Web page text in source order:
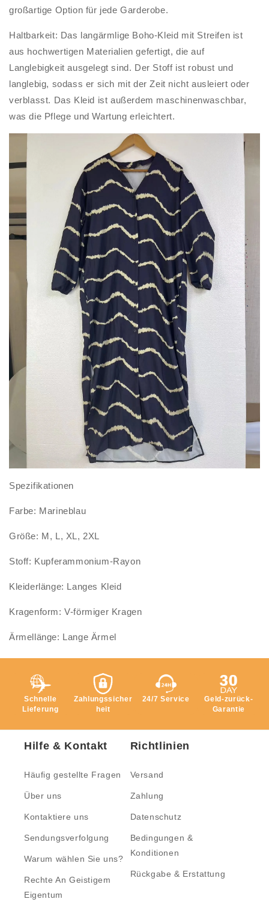
großartige Option für jede Garderobe.
Haltbarkeit: Das langärmlige Boho-Kleid mit Streifen ist
aus hochwertigen Materialien gefertigt, die auf
Langlebigkeit ausgelegt sind. Der Stoff ist robust und
langlebig, sodass er sich mit der Zeit nicht ausleiert oder
verblasst. Das Kleid ist außerdem maschinenwaschbar,
was die Pflege und Wartung erleichtert.
Spezifikationen
Farbe: Marineblau
Größe: M, L, XL, 2XL
Stoff: Kupferammonium-Rayon
Kleiderlänge: Langes Kleid
Kragenform: V-förmiger Kragen
Ärmellänge: Lange Ärmel
Schnelle
Lieferung
Zahlungssicher
heit
24/7 Service
Geld-zurück-
Garantie
Hilfe & Kontakt
Häufig gestellte Fragen
Über uns
Kontaktiere uns
Sendungsverfolgung
Warum wählen Sie uns?
Rechte An Geistigem
Eigentum
Richtlinien
Versand
Zahlung
Datenschutz
Bedingungen &
Konditionen
Rückgabe & Erstattung